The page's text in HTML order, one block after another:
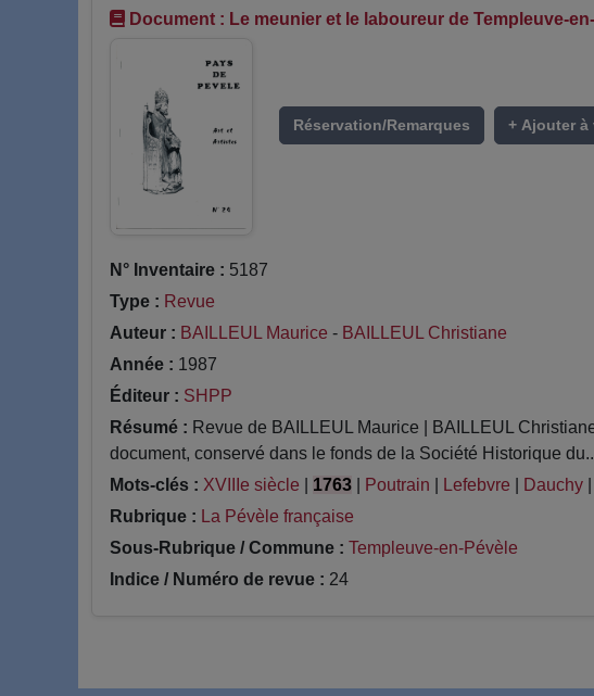
Document : Le meunier et le laboureur de Templeuve-
Réservation/Remarques + Ajouter à
N° Inventaire : 5187
Type : Revue
Auteur : BAILLEUL Maurice - BAILLEUL Christiane
Année : 1987
Éditeur : SHPP
Résumé : Revue de BAILLEUL Maurice | BAILLEUL
document, conservé dans le fonds de la Société Historique
Mots-clés : XVIIIe siècle 1763 Poutrain Lefebvre Dauchy
Rubrique : La Pévèle française
Sous-Rubrique / Commune : Templeuve-en-Pévèle
Indice / Numéro de revue : 24